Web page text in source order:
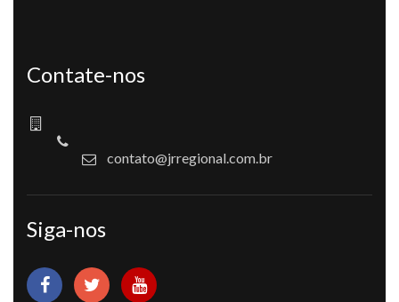
Contate-nos
contato@jrregional.com.br
Siga-nos